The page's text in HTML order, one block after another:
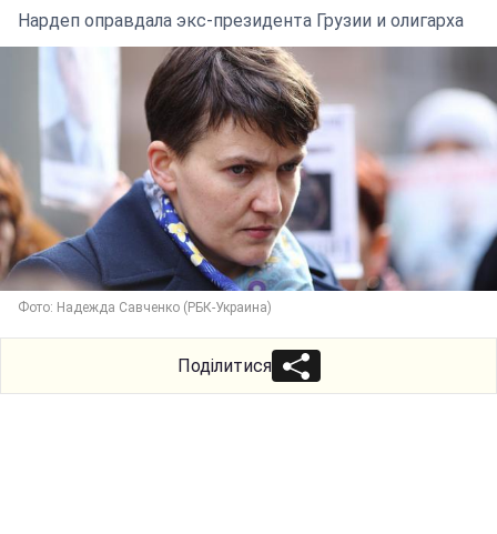
Нардеп оправдала экс-президента Грузии и олигарха
Фото: Надежда Савченко (РБК-Украина)
Поділитися